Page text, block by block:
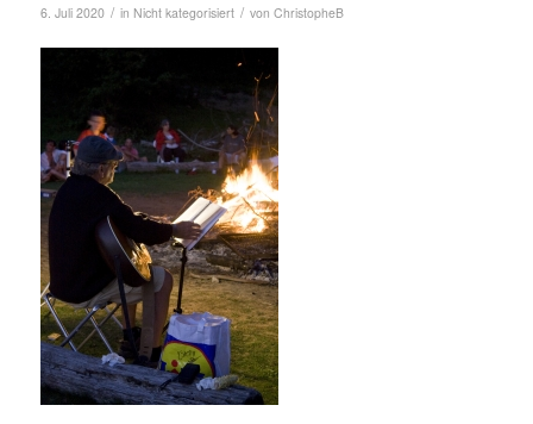
6. Juli 2020 / in Nicht kategorisiert / von ChristopheB